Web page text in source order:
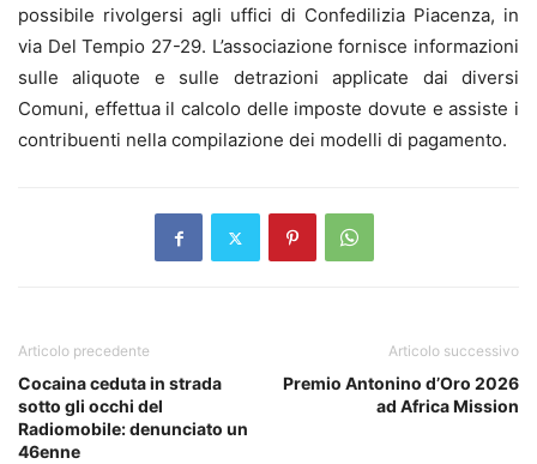
possibile rivolgersi agli uffici di Confedilizia Piacenza, in
via Del Tempio 27-29. L’associazione fornisce informazioni
sulle aliquote e sulle detrazioni applicate dai diversi
Comuni, effettua il calcolo delle imposte dovute e assiste i
contribuenti nella compilazione dei modelli di pagamento.
Articolo precedente
Cocaina ceduta in strada
sotto gli occhi del
Radiomobile: denunciato un
46enne
Articolo successivo
Premio Antonino d’Oro 2026
ad Africa Mission